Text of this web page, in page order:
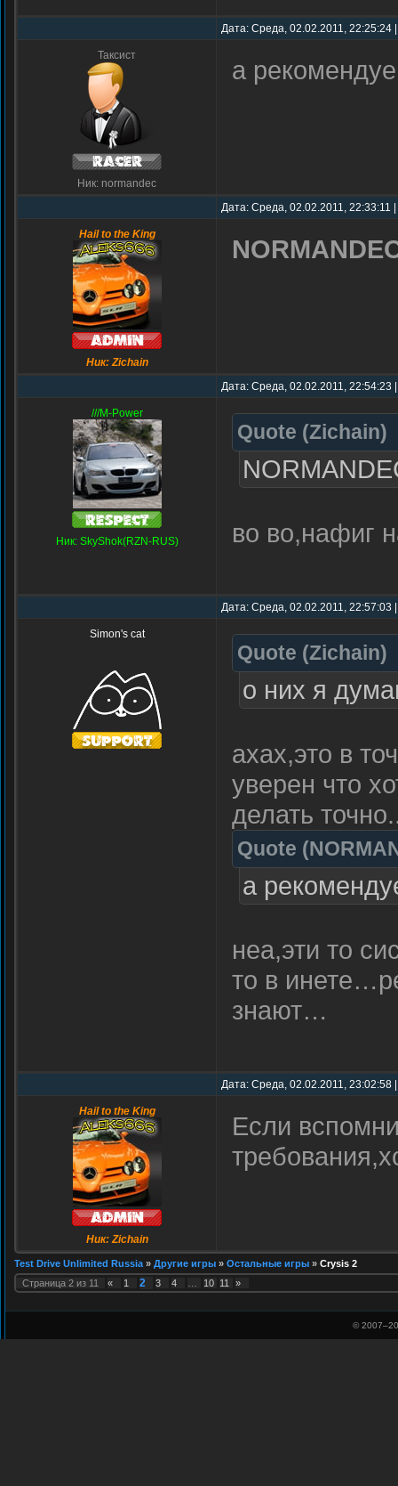
Дата: Среда, 02.02.2011,
Таксист
Ник: normandec
а
Дата: Среда, 02.02.2011,
Hail to the King
Ник: Zichain
Дата: Среда, 02.02.2011,
///M-Power
Ник: SkyShok(RZN-RUS)
Quote (Zichain)
во во,нафиг
Дата: Среда, 02.02.2011,
Simon's cat
Quote (Zichain)
о них я
ахах,это в
уверен что
делать
Quote (
а
неа,эти то
то в
знают…
Дата: Среда, 02.02.2011,
Hail to the King
Ник: Zichain
Если
Test Drive Unlimited Russia » Другие игры » Остальные игры » Crysis 2
Страница 2 из 11 « 1 2 3 4 10 11 »
© 2007–